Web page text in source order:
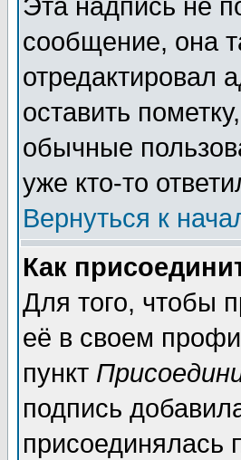
Эта надпись не
сообщение, она
отредактировал
оставить
обычные
уже кто-то
Вернуться к
Как
Для того, чтобы
её в своем
пункт
подпись
присоединялась